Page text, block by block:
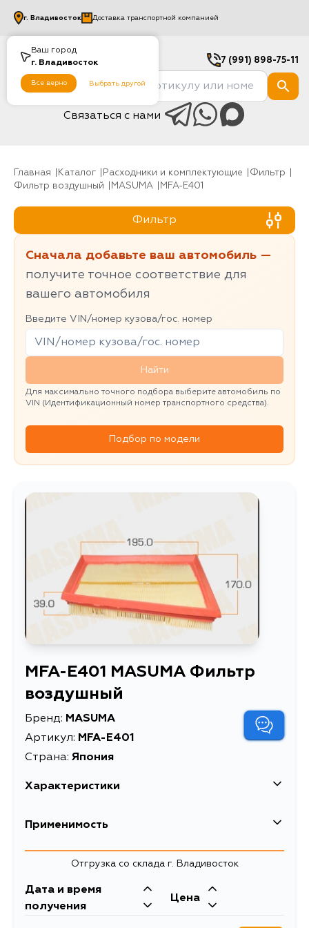
Ваш город
г. Владивосток
Все верно Выбрать другой
г. Владивосток Доставка транспортной компанией
7 (991) 898-75-11
Связаться с нами
Главная Каталог Расходники и комплектующие
фильтр
Фильтр воздушный
MASUMA MFA-E401
Фильтр
Сначала добавьте ваш автомобиль —
получите точное соответствие для
вашего автомобиля
Введите VIN/номер кузова/гос. номер
Найти
Для максимально точного подбора выберите автомобиль по
VIN (Идентификационный номер транспортного средства).
Подбор по модели
MFA-E401 MASUMA Фильтр
воздушный
Бренд: MASUMA
Артикул: MFA-E401
Страна: Япония
Характеристики
EAN-13
Длина упаковки, мм
Масса, кг 0.19
Применимость
Отгрузка со склада г. Владивосток
Дата и время
получения
Цена